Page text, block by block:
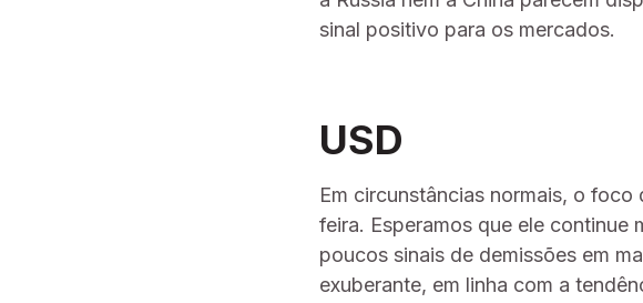
sinal positivo para os mercados.
USD
Em circunstâncias normais, o
feira. Esperamos que ele continue
poucos sinais de demissões em
exuberante, em linha com a